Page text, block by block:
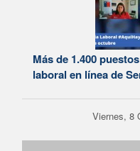
Más de 1.400
laboral en línea de
Viernes, 8